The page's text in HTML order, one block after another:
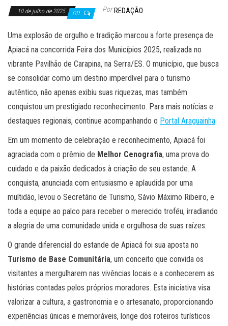
10 de julho de 2025 Off Por REDAÇÃO
Uma explosão de orgulho e tradição marcou a forte presença de
Apiacá na concorrida Feira dos Municípios 2025, realizada no
vibrante Pavilhão de Carapina, na Serra/ES. O município, que busca
se consolidar como um destino imperdível para o turismo
autêntico, não apenas exibiu suas riquezas, mas também
conquistou um prestigiado reconhecimento. Para mais notícias e
destaques regionais, continue acompanhando o Portal Araguainha.
Em um momento de celebração e reconhecimento, Apiacá foi
agraciada com o prêmio de Melhor Cenografia, uma prova do
cuidado e da paixão dedicados à criação de seu estande. A
conquista, anunciada com entusiasmo e aplaudida por uma
multidão, levou o Secretário de Turismo, Sávio Máximo Ribeiro, e
toda a equipe ao palco para receber o merecido troféu, irradiando
a alegria de uma comunidade unida e orgulhosa de suas raízes.
O grande diferencial do estande de Apiacá foi sua aposta no
Turismo de Base Comunitária, um conceito que convida os
visitantes a mergulharem nas vivências locais e a conhecerem as
histórias contadas pelos próprios moradores. Esta iniciativa visa
valorizar a cultura, a gastronomia e o artesanato, proporcionando
experiências únicas e memoráveis, longe dos roteiros turísticos